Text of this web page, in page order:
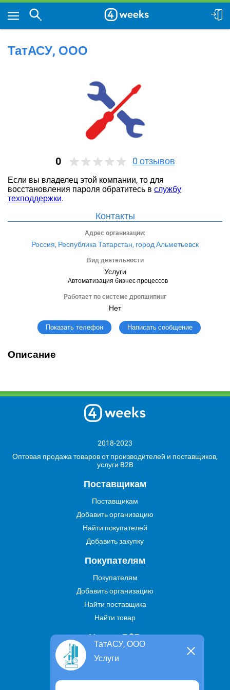
ТатАСУ, ООО
0 0 отзывов
Если вы владелец этой компании, то для
восстановления пароля обратитесь в службу
техподдержки.
Контакты
Адрес организации:
Россия, Республика Татарстан, город Альметьевск
Вид деятельности
Услуги
Автоматизация бизнес-процессов
Работает по системе дропшипинг
Нет
Показать телефон Написать сообщение
Описание
ТатАСУ, ООО
Услуги
2018-2023
Оптовая продажа товаров от производителей и поставщиков,
услуги B2B
Поставщикам
Поставщикам
Добавить организацию
Найти покупателей
Добавить закупку
Покупателям
Покупателям
Добавить организацию
Найти поставщика
Найти товар
Услуги В2В
Найти услугу
Предложить свою услугу
Дропшиппинг